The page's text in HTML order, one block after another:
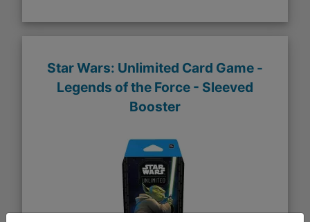
Star Wars: Unlimited Card Game -
Legends of the Force - Sleeved
Booster